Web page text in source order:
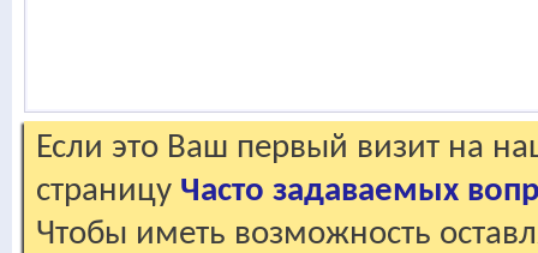
Если это Ваш первый визит на
страницу Часто задаваемых
Чтобы иметь возможность